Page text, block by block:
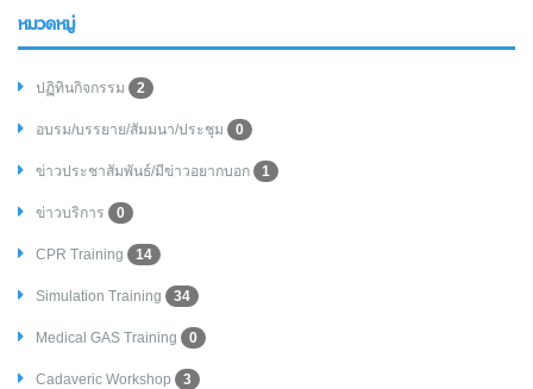
หมวดหมู่
ปฏิทินกิจกรรม 2
อบรม/บรรยาย/สัมมนา/ประชุม 0
ข่าวประชาสัมพันธ์/มีข่าวอยากบอก 1
ข่าวบริการ 0
CPR Training 14
Simulation Training 34
Medical GAS Training 0
Cadaveric Workshop 3